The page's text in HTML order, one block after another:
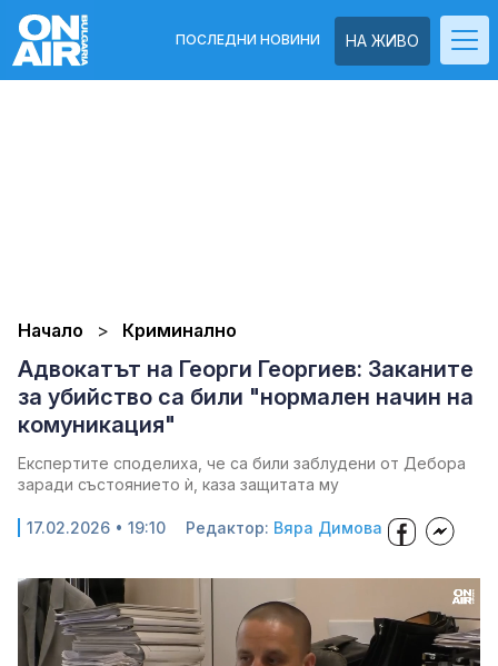
НА ЖИВО
ПОСЛЕДНИ НОВИНИ
Начало Криминално
Адвокатът на Георги Георгиев: Заканите
за убийство са били "нормален начин на
комуникация"
Експертите споделиха, че са били заблудени от Дебора
заради състоянието ѝ, каза защитата му
17.02.2026 • 19:10 Редактор: Вяра Димова